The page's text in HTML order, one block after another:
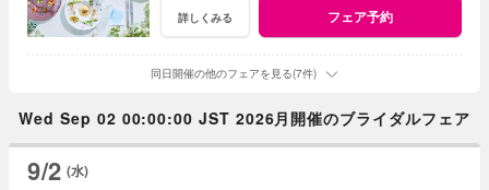
詳しくみる フェア予約
同日開催の他のフェアを見る(7件)
Wed Sep 02 00:00:00 JST 2026月開催のブライダルフェア
9/2 (水)